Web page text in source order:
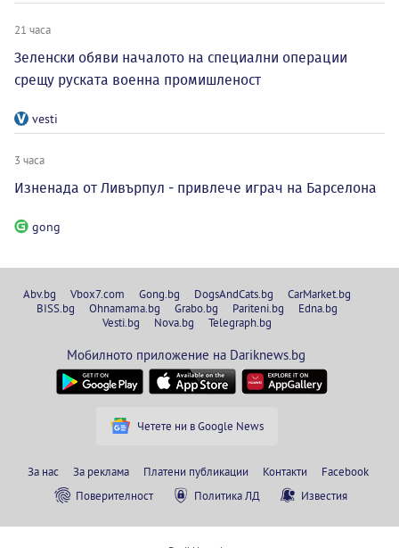
21 часа
Зеленски обяви началото на специални операции
срещу руската военна промишленост
vesti
3 часа
Изненада от Ливърпул - привлече играч на Барселона
gong
Abv.bg Vbox7.com Gong.bg DogsAndCats.bg
CarMarket.bg
BISS.bg
Ohnamama.bg Grabo.bg Pariteni.bg
Edna.bg
Vesti.bg
Nova.bg Telegraph.bg
Мобилното приложение на Dariknews.bg
Четете ни в Google News
За нас За реклама Платени публикации Контакти
Facebook
Поверителност
Политика ЛД Известия